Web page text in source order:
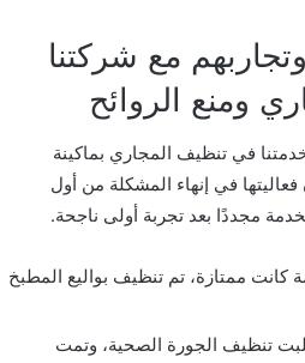
مع شركتنا
ومنع الروائح
في تنظيف المجاري بماكينة
في إنهاء المشكلة من أول
مجددًا بعد تجربة أولى ناجحة.
ممتازة، تم تنظيف بواليع المطبخ
تنظيف الجورة الصحية، وتمت